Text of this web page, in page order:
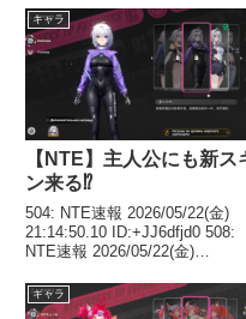
キャラ
【NTE】主人公にも新ス
ン来る⁉
504: NTE速報 2026/05/22(金)
21:14:50.10 ID:+JJ6dfjd0 508:
NTE速報 2026/05/22(金)
>>504 何だこのコスチュームｗ
ｗｗ ...
キャラ